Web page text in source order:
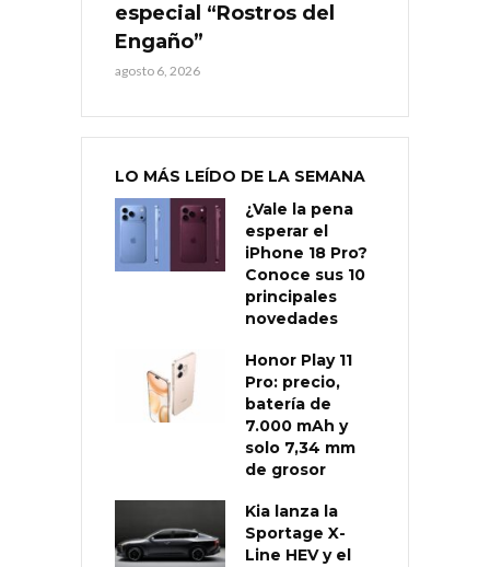
especial “Rostros del
Engaño”
agosto 6, 2026
LO MÁS LEÍDO DE LA SEMANA
¿Vale la pena
esperar el
iPhone 18 Pro?
Conoce sus 10
principales
novedades
Honor Play 11
Pro: precio,
batería de
7.000 mAh y
solo 7,34 mm
de grosor
Kia lanza la
Sportage X-
Line HEV y el